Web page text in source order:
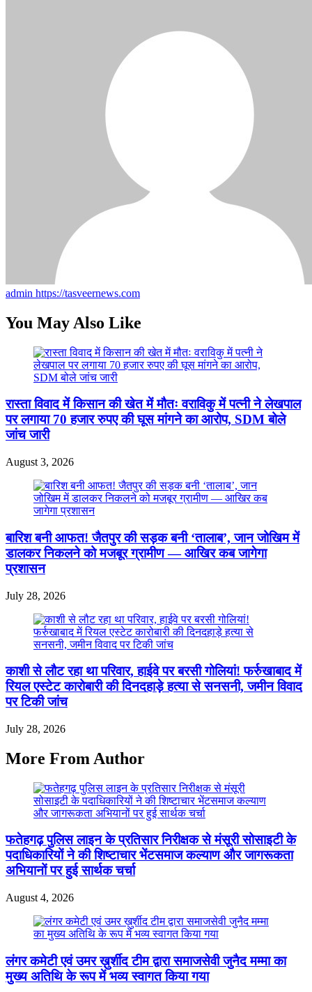
admin https://tasveernews.com
You May Also Like
रास्ता विवाद में किसान की खेत में मौतः वराविकु में पत्नी ने लेखपाल
पर लगाया 70 हजार रुपए की घूस मांगने का आरोप, SDM बोले
जांच जारी
August 3, 2026
बारिश बनी आफत! जैतपुर की सड़क बनी ‘तालाब’, जान जोखिम में
डालकर निकलने को मजबूर ग्रामीण — आखिर कब जागेगा
प्रशासन
July 28, 2026
काशी से लौट रहा था परिवार, हाईवे पर बरसी गोलियां! फर्रुखाबाद में
रियल एस्टेट कारोबारी की दिनदहाड़े हत्या से सनसनी, जमीन विवाद
पर टिकी जांच
July 28, 2026
More From Author
फतेहगढ़ पुलिस लाइन के प्रतिसार निरीक्षक से मंसूरी सोसाइटी के
पदाधिकारियों ने की शिष्टाचार भेंटसमाज कल्याण और जागरूकता
अभियानों पर हुई सार्थक चर्चा
August 4, 2026
लंगर कमेटी एवं उमर ख़ुर्शीद टीम द्वारा समाजसेवी जुनैद मम्मा का
मुख्य अतिथि के रूप में भव्य स्वागत किया गया